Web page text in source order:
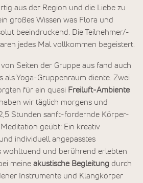
aus der Region und die Liebe zu
großes Wissen was Flora und
beeindruckend. Die Teilnehmer/-
jedes Mal vollkommen begeistert.
Seiten der Gruppe aus fand auch
als Yoga-Gruppenraum diente. Zwei
für ein quasi Freiluft-Ambiente
wir täglich morgens und
Stunden sanft-fordernde Körper-
geübt: Ein kreativ
individuell angepasstes
wohltuend und berührend erlebten
meine akustische Begleitung durch
Instrumente und Klangkörper